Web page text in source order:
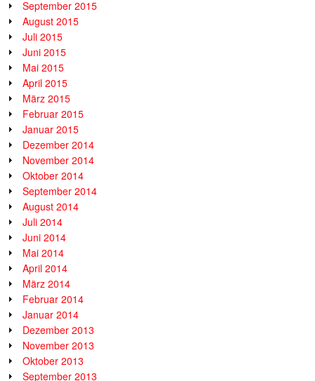
September 2015
August 2015
Juli 2015
Juni 2015
Mai 2015
April 2015
März 2015
Februar 2015
Januar 2015
Dezember 2014
November 2014
Oktober 2014
September 2014
August 2014
Juli 2014
Juni 2014
Mai 2014
April 2014
März 2014
Februar 2014
Januar 2014
Dezember 2013
November 2013
Oktober 2013
September 2013